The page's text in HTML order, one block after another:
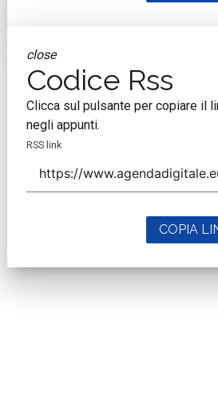
close
Codice Rss
Clicca sul pulsante per copiare il
negli appunti.
RSS link
COPIA